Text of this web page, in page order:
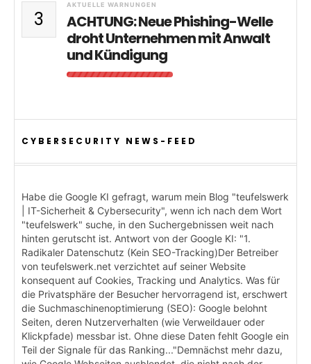
3
AKTUELLE WARNUNGEN
ACHTUNG: Neue Phishing-Welle
droht Unternehmen mit Anwalt
und Kündigung
CYBERSECURITY NEWS-FEED
Habe die Google KI gefragt, warum mein Blog "teufelswerk
| IT-Sicherheit & Cybersecurity", wenn ich nach dem Wort
"teufelswerk" suche, in den Suchergebnissen weit nach
hinten gerutscht ist. Antwort von der Google KI: "1.
Radikaler Datenschutz (Kein SEO-Tracking)Der Betreiber
von teufelswerk.net verzichtet auf seiner Website
konsequent auf Cookies, Tracking und Analytics. Was für
die Privatsphäre der Besucher hervorragend ist, erschwert
die Suchmaschinenoptimierung (SEO): Google belohnt
Seiten, deren Nutzerverhalten (wie Verweildauer oder
Klickpfade) messbar ist. Ohne diese Daten fehlt Google ein
Teil der Signale für das Ranking..."Demnächst mehr dazu,